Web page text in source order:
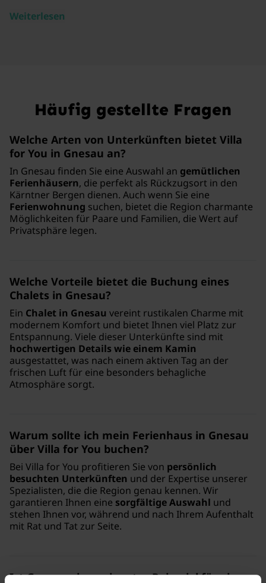
Weiterlesen
Häufig gestellte Fragen
Welche Arten von Unterkünften bietet Villa
for You in Gnesau an?
In Gnesau finden Sie eine Auswahl an gemütlichen
Ferienhäusern, die perfekt als Rückzugsort in den
Kärntner Bergen dienen. Auch wenn Sie eine
Ferienwohnung suchen, bietet die Region charmante
Möglichkeiten für Paare und Familien, die Wert auf
Privatsphäre legen.
Welche Vorteile bietet die Buchung eines
Chalets in Gnesau?
Ein Chalet in Gnesau vereint rustikalen Charme mit
modernem Komfort und bietet Ihnen viel Platz zur
Entspannung. Viele dieser Unterkünfte sind mit
hochwertigen Details wie einem Kamin
ausgestattet, was nach einem aktiven Tag an der
frischen Luft für eine besonders behagliche
Atmosphäre sorgt.
Warum sollte ich mein Ferienhaus in Gnesau
über Villa for You buchen?
Bei Villa for You profitieren Sie von persönlich
besuchten Unterkünften und der Expertise unserer
Spezialisten, die die Region genau kennen. Wir
garantieren Ihnen eine sorgfältige Auswahl und
stehen Ihnen vor, während und nach Ihrem Aufenthalt
mit Rat und Tat zur Seite.
Ist Gnesau ein geeignetes Reiseziel für einen